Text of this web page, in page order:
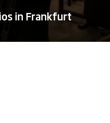
in Frankfurt